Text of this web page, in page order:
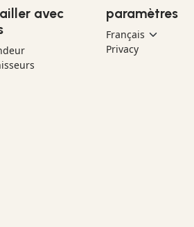
avec
paramètres
Privacy